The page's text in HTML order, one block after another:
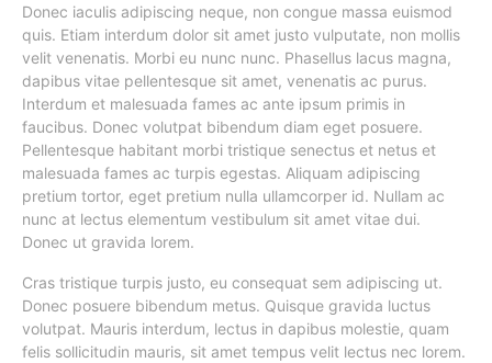
Donec iaculis adipiscing neque, non congue massa euismod
quis. Etiam interdum dolor sit amet justo vulputate, non mollis
velit venenatis. Morbi eu nunc nunc. Phasellus lacus magna,
dapibus vitae pellentesque sit amet, venenatis ac purus.
Interdum et malesuada fames ac ante ipsum primis in
faucibus. Donec volutpat bibendum diam eget posuere.
Pellentesque habitant morbi tristique senectus et netus et
malesuada fames ac turpis egestas. Aliquam adipiscing
pretium tortor, eget pretium nulla ullamcorper id. Nullam ac
nunc at lectus elementum vestibulum sit amet vitae dui.
Donec ut gravida lorem.
Cras tristique turpis justo, eu consequat sem adipiscing ut.
Donec posuere bibendum metus. Quisque gravida luctus
volutpat. Mauris interdum, lectus in dapibus molestie, quam
felis sollicitudin mauris, sit amet tempus velit lectus nec lorem.